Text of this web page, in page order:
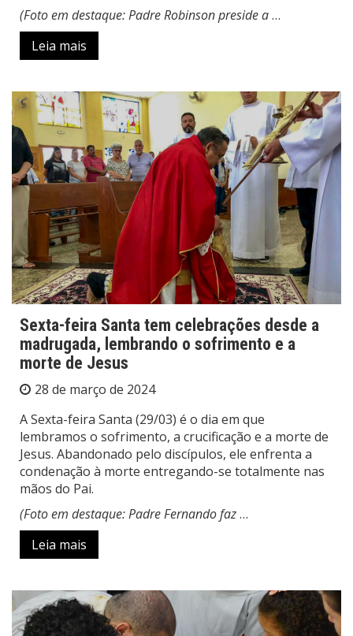
(Foto em destaque: Padre Robinson preside a…
Leia mais
Sexta-feira Santa tem celebrações desde a
madrugada, lembrando o sofrimento e a
morte de Jesus
28 de março de 2024
A Sexta-feira Santa (29/03) é o dia em que
lembramos o sofrimento, a crucificação e a morte de
Jesus. Abandonado pelo discípulos, ele enfrenta a
condenação à morte entregando-se totalmente nas
mãos do Pai.
(Foto em destaque: Padre Fernando faz…
Leia mais